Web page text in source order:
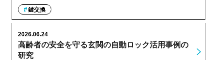
鍵交換
高齢者の安全を守る玄関の自動ロック活用事例の
研究
2026.06.24